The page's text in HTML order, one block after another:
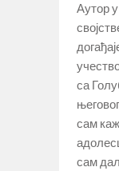
Аутор
са
сам
сам